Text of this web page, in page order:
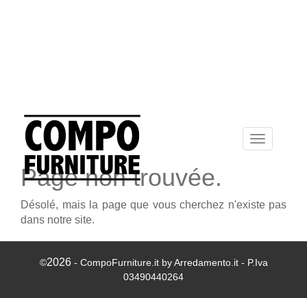
Toggle
navigation
Page non trouvée.
Désolé, mais la page que vous cherchez n'existe pas
dans notre site.
©2026- CompoFurniture.it by Arredamento.it - P.Iva
03490440264